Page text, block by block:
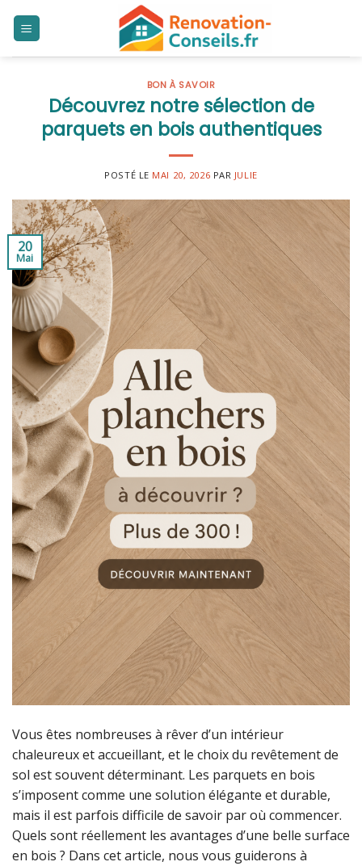
BON À SAVOIR
Découvrez notre sélection de
parquets en bois authentiques
POSTÉ LE MAI 20, 2026 PAR JULIE
20
Mai
Vous êtes nombreuses à rêver d’un intérieur
chaleureux et accueillant, et le choix du revêtement de
sol est souvent déterminant. Les parquets en bois
s’imposent comme une solution élégante et durable,
mais il est parfois difficile de savoir par où commencer.
Quels sont réellement les avantages d’une belle surface
en bois ? Dans cet article, nous vous guiderons à